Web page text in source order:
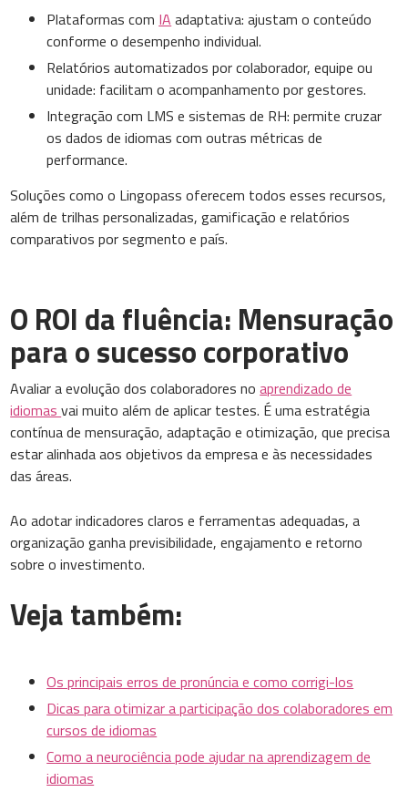
Plataformas com IA adaptativa: ajustam o conteúdo
conforme o desempenho individual.
Relatórios automatizados por colaborador, equipe ou
unidade: facilitam o acompanhamento por gestores.
Integração com LMS e sistemas de RH: permite cruzar
os dados de idiomas com outras métricas de
performance.
Soluções como o Lingopass oferecem todos esses recursos,
além de trilhas personalizadas, gamificação e relatórios
comparativos por segmento e país.
O ROI da fluência: Mensuração
para o sucesso corporativo
Avaliar a evolução dos colaboradores noaprendizado de
idiomasvai muito além de aplicar testes. É uma estratégia
contínua de mensuração, adaptação e otimização, que precisa
estar alinhada aos objetivos da empresa e às necessidades
das áreas.
Ao adotar indicadores claros e ferramentas adequadas, a
organização ganha previsibilidade, engajamento e retorno
sobre o investimento.
Veja também:
Os principais erros de pronúncia e como corrigi-los
Dicas para otimizar a participação dos colaboradores em
cursos de idiomas
Como a neurociência pode ajudar na aprendizagem de
idiomas